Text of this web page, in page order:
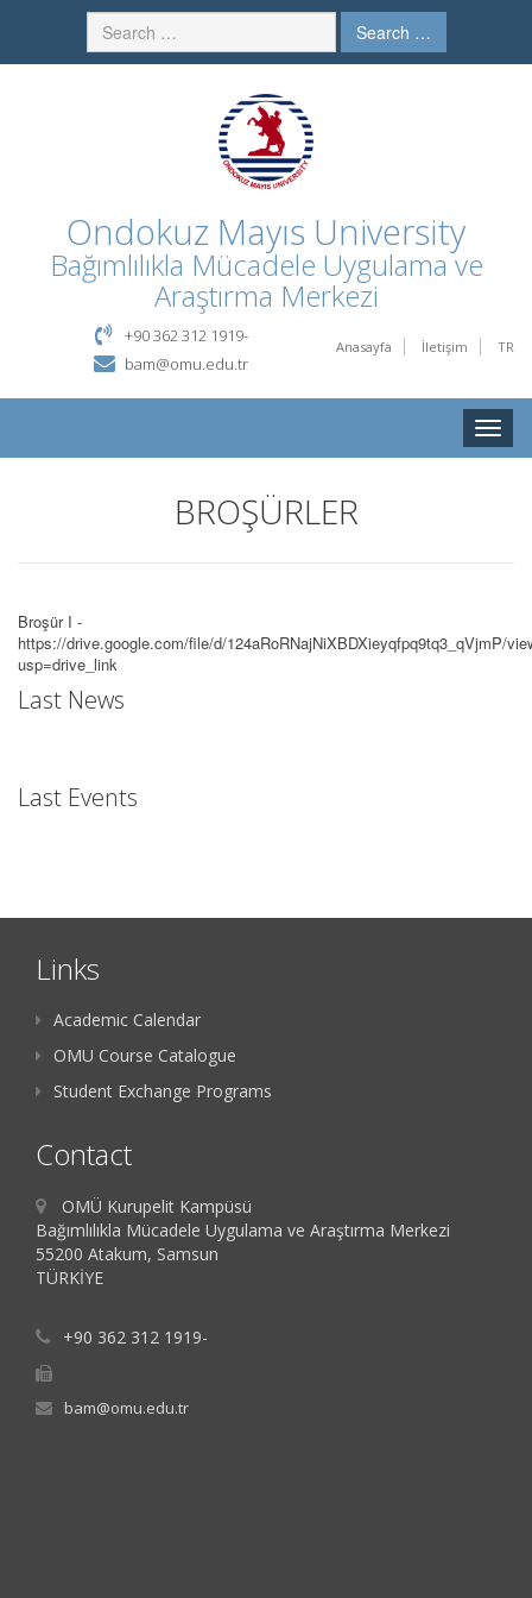
Search …
Ondokuz Mayıs University
Bağımlılıkla Mücadele Uygulama ve
Araştırma Merkezi
Anasayfa İletişim TR
+90 362 312 1919-
bam@omu.edu.tr
Toggle
BROŞÜRLER
Broşür I -
https://drive.google.com/file/d/124aRoRNajNiXBDXieyqfpq9tq3_qVjmP/
usp=drive_link
Last News
Last Events
Links
Academic Calendar
OMU Course Catalogue
Student Exchange Programs
Contact
OMÜ Kurupelit Kampüsü
Bağımlılıkla Mücadele Uygulama ve Araştırma Merkezi
55200 Atakum, Samsun
TÜRKİYE
+90 362 312 1919-
bam@omu.edu.tr